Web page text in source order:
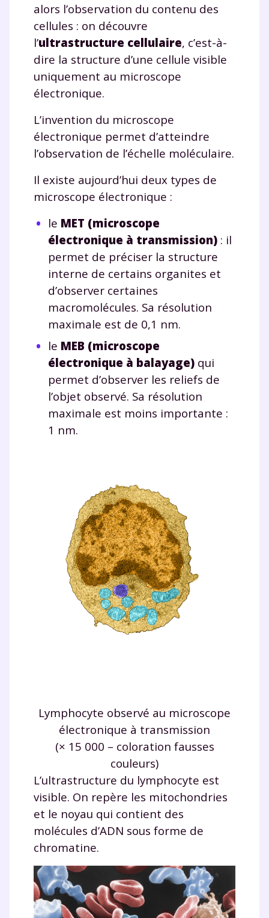
alors l’observation du contenu des
cellules : on découvre
l’ultrastructure cellulaire, c’est-à-
dire la structure d’une cellule visible
uniquement au microscope
électronique.
L’invention du microscope
électronique permet d’atteindre
l’observation de l’échelle moléculaire.
Il existe aujourd’hui deux types de
microscope électronique :
le MET (microscope
électronique à transmission) : il
permet de préciser la structure
interne de certains organites et
d’observer certaines
macromolécules. Sa résolution
maximale est de 0,1 nm.
le MEB (microscope
électronique à balayage) qui
permet d’observer les reliefs de
l’objet observé. Sa résolution
maximale est moins importante :
1 nm.
Lymphocyte observé au microscope
électronique à transmission
(× 15 000 – coloration fausses
couleurs)
L’ultrastructure du lymphocyte est
visible. On repère les mitochondries
et le noyau qui contient des
molécules d’ADN sous forme de
chromatine.